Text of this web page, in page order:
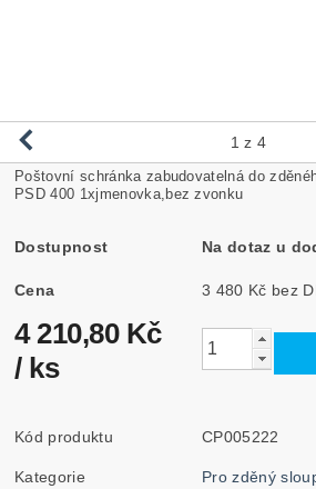
1 z 4
Poštovní schránka zabudovatelná do
PSD 400 1xjmenovka,bez zvonku
Dostupnost Na dotaz u
Cena 3 480 Kč
4 210,80 Kč
/ ks
Kód produktu CP005222
Kategorie Pro zděný